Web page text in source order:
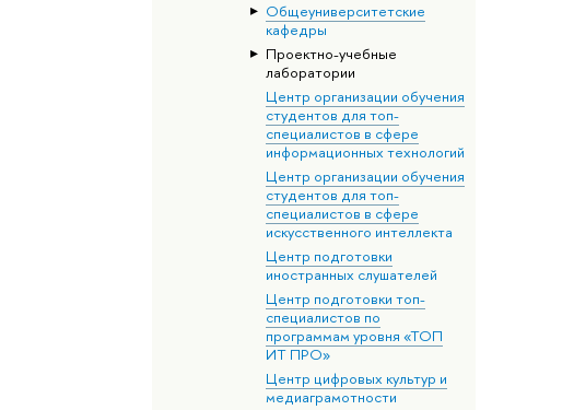
Общеуниверситетские
кафедры
Проектно-учебные
лаборатории
Центр организации обучения
студентов для топ-
специалистов в сфере
информационных технологий
Центр организации обучения
студентов для топ-
специалистов в сфере
искусственного интеллекта
Центр подготовки
иностранных слушателей
Центр подготовки топ-
специалистов по
программам уровня «ТОП
ИТ ПРО»
Центр цифровых культур и
медиаграмотности